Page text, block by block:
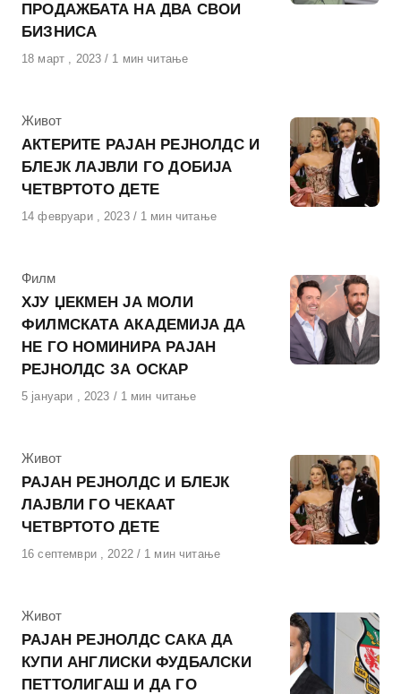
ПРОДАЖБАТА НА ДВА СВОИ
БИЗНИСА
Објавено
18 март , 2023 1 мин читање
КАтегорија
Живот
АКТЕРИТЕ РАЈАН РЕЈНОЛДС И
БЛЕЈК ЛАЈВЛИ ГО ДОБИЈА
ЧЕТВРТОТО ДЕТЕ
Објавено
14 февруари , 2023 1 мин читање
КАтегорија
Филм
ХЈУ ЏЕКМЕН ЈА МОЛИ
ФИЛМСКАТА АКАДЕМИЈА ДА
НЕ ГО НОМИНИРА РАЈАН
РЕЈНОЛДС ЗА ОСКАР
Објавено
5 јануари , 2023 1 мин читање
КАтегорија
Живот
РАЈАН РЕЈНОЛДС И БЛЕЈК
ЛАЈВЛИ ГО ЧЕКААТ
ЧЕТВРТОТО ДЕТЕ
Објавено
16 септември , 2022 1 мин читање
КАтегорија
Живот
РАЈАН РЕЈНОЛДС САКА ДА
КУПИ АНГЛИСКИ ФУДБАЛСКИ
ПЕТТОЛИГАШ И ДА ГО